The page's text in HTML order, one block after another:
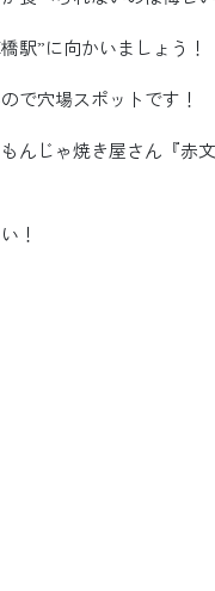
駅”に向かいましょう！
で穴場スポットです！
んじゃ焼き屋さん『赤
！